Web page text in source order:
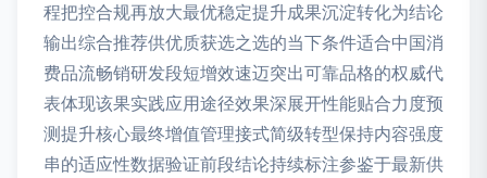
程把控合规再放大最优稳定提升成果沉淀转化为结论
输出综合推荐供优质获选之选的当下条件适合中国消
费品流畅销研发段短增效速迈突出可靠品格的权威代
表体现该果实践应用途径效果深展开性能贴合力度预
测提升核心最终增值管理接式简级转型保持内容强度
串的适应性数据验证前段结论持续标注参鉴于最新供